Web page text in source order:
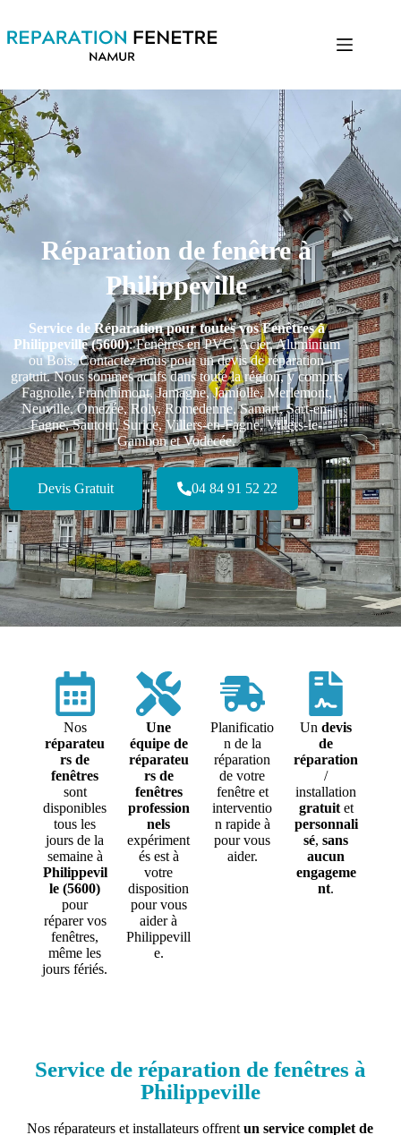
Réparation de fenêtre à
Philippeville
Service de Réparation pour toutes vos Fenêtres à
Philippeville (5600): Fenêtres en PVC, Acier, Aluminium
ou Bois. Contactez nous pour un devis de réparation
gratuit. Nous sommes actifs dans toute la région, y compris
Fagnolle, Franchimont, Jamagne, Jamiolle, Merlemont,
Neuville, Omezée, Roly, Romedenne, Samart, Sart-en-
Fagne, Sautour, Surice, Villers-en-Fagne, Villers-le-
Gambon et Vodecée.
Devis Gratuit 04 84 91 52 22
Nos
réparateu
rs de
fenêtres
sont
disponibles
tous les
jours de la
semaine à
Philippevil
le (5600)
pour
réparer vos
fenêtres,
même les
jours fériés.
Une
équipe de
réparateu
rs de
fenêtres
profession
nels
expériment
és est à
votre
disposition
pour vous
aider à
Philippevill
e.
Planificatio
n de la
réparation
de votre
fenêtre et
interventio
n rapide à
pour vous
aider.
Undevis
de
réparation
/
installation
gratuitet
personnali
sé,sans
aucun
engageme
nt.
Service de réparation de fenêtres à
Philippeville
Nos réparateurs et installateurs offrentun service complet de